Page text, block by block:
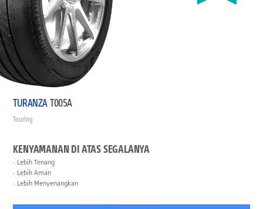
TURANZAT005A
Touring
KENYAMANAN DI ATAS SEGALANYA
Lebih Tenang
Lebih Aman
Lebih Menyenangkan